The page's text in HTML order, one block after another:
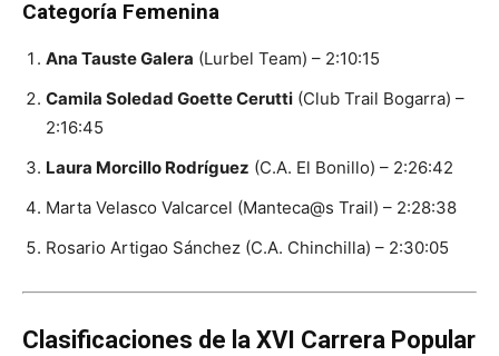
Categoría Femenina
Ana Tauste Galera (Lurbel Team) – 2:10:15
Camila Soledad Goette Cerutti (Club Trail Bogarra) –
2:16:45
Laura Morcillo Rodríguez (C.A. El Bonillo) – 2:26:42
Marta Velasco Valcarcel (Manteca@s Trail) – 2:28:38
Rosario Artigao Sánchez (C.A. Chinchilla) – 2:30:05
Clasificaciones de la XVI Carrera Popular